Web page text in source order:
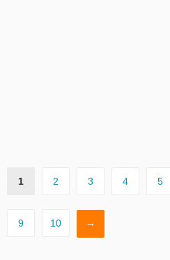
1 2 3 4 5
9 10 →